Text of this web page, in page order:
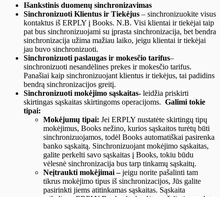
Išankstinis duomenų sinchronizavimas
Sinchronizuoti Klientus ir Tiekėjus – sinchronizuokite visus
kontaktus iš ERPLY į Books. N.B. Visi klientai ir tiekėjai taip
pat bus sinchronizuojami su įprasta sinchronizacija, bet bendra
sinchronizacija užima mažiau laiko, jeigu klientai ir tiekėjai
jau buvo sinchronizuoti.
Sinchronizuoti paslaugas ir mokesčio tarifus–
sinchronizuoti nesandėlines prekes ir mokesčio tarifus.
Panašiai kaip sinchronizuojant klientus ir tiekėjus, tai padidins
bendrą sinchronizacijos greitį.
Sinchronizuoti mokėjimo sąskaitas- leidžia priskirti
skirtingas sąskaitas skirtingoms operacijoms. Galimi tokie
tipai:
Mokėjumų tipai: Jei ERPLY nustatėte skirtingų tipų
mokėjimus, Books nežino, kurios sąskaitos turėtų būti
sinchronizuojamos, todėl Books automatiškai pasirenka
banko sąskaitą. Sinchronizuojant mokėjimo sąskaitas,
galite perkelti savo sąskaitas į Books, tokiu būdu
vėlesnė sinchronizacija bus tarp tinkamų sąskaitų.
Neįtraukti mokėjimai –jeigu norite pašalinti tam
tikrus mokėjimo tipus iš sinchronizacijos, Jūs galite
pasirinkti jiems atitinkamas sąskaitas. Sąskaita